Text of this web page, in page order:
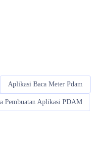
Aplikasi Baca Meter Pdam
Pembuatan Aplikasi PDAM